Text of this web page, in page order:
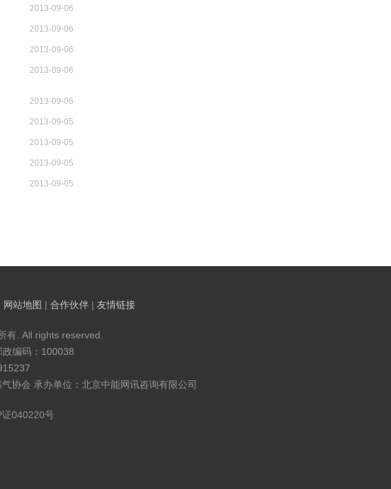
2013-09-06
2013-09-06
2013-09-06
2013-09-06
2013-09-06
2013-09-05
2013-09-05
2013-09-05
2013-09-05
网站地图 | 合作伙伴 | 友情链接
有. All rights reserved.
编码：100038
协会 承办单位：北京中能网讯咨询有限公司
证040220号